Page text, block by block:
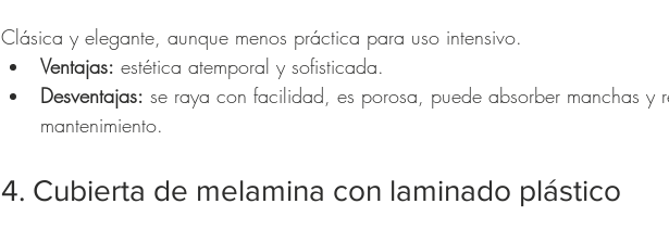
Clásica y elegante, aunque menos práctica para uso intensivo.
Ventajas: estética atemporal y sofisticada.
Desventajas: se raya con facilidad, es porosa, puede absorber manchas y
mantenimiento.
4. Cubierta de melamina con laminado plástico